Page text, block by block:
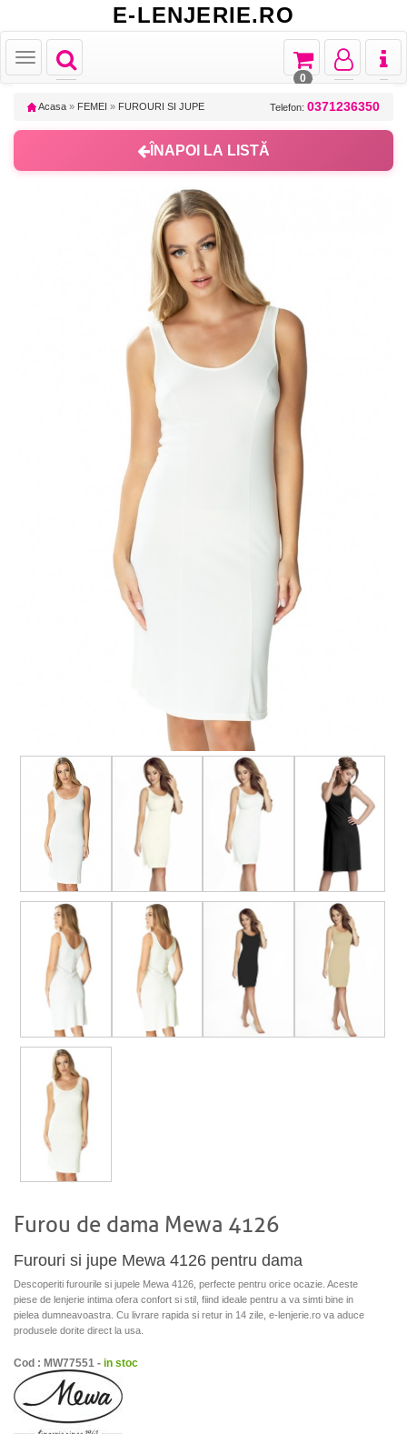
E-LENJERIE.RO
Toggle
navigation
Toggle
Toggle
navigation
Toggle
navigation
Toggle
navigation
0
Acasa » FEMEI » FUROURI SI JUPE Telefon: 0371236350
ÎNAPOI LA LISTĂ
Furou de dama Mewa 4126
Furouri si jupe Mewa 4126 pentru dama
Descoperiti furourile si jupele Mewa 4126, perfecte pentru orice ocazie. Aceste
piese de lenjerie intima ofera confort si stil, fiind ideale pentru a va simti bine in
pielea dumneavoastra. Cu livrare rapida si retur in 14 zile, e-lenjerie.ro va aduce
produsele dorite direct la usa.
Cod : MW77551 - in stoc